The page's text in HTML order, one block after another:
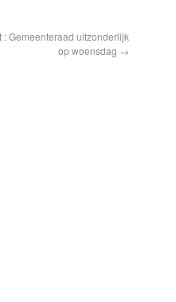
Gemeenteraad uitzonderlijk
op woensdag →